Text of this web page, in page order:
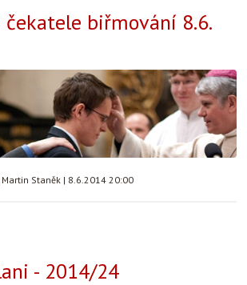
biřmování 8.6.
Martin Staněk | 8.6.2014 20:00
- 2014/24